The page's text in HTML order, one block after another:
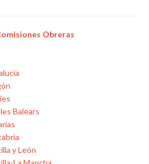
Obreras
Balears
y León